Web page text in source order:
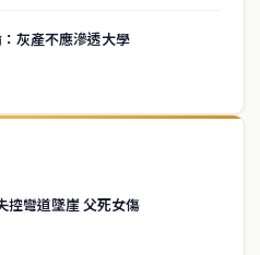
灰產不應滲透大學
控彎道墜崖 父死女傷
設於曼谷的中文新聞媒體，致力於
群與社會時事，為在泰華人讀者提
↑ 回到頂端